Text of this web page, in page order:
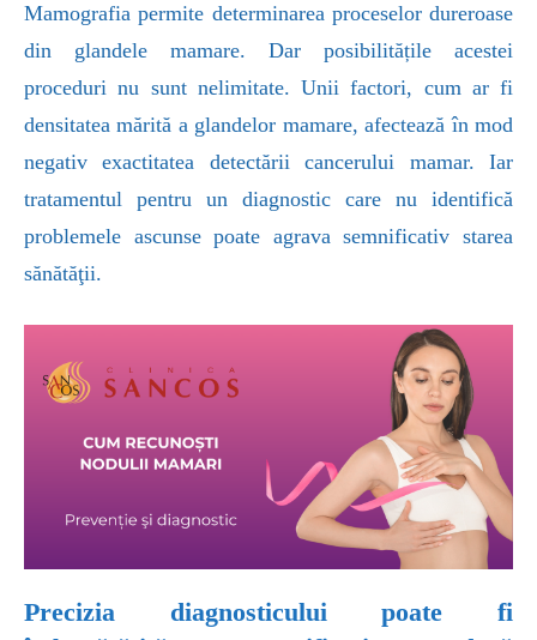
Mamografia permite determinarea proceselor dureroase
din glandele mamare. Dar posibilitățile acestei
proceduri nu sunt nelimitate. Unii factori, cum ar fi
densitatea mărită a glandelor mamare, afectează în mod
negativ exactitatea detectării cancerului mamar. Iar
tratamentul pentru un diagnostic care nu identifică
problemele ascunse poate agrava semnificativ starea
sănătăţii.
Precizia diagnosticului poate fi